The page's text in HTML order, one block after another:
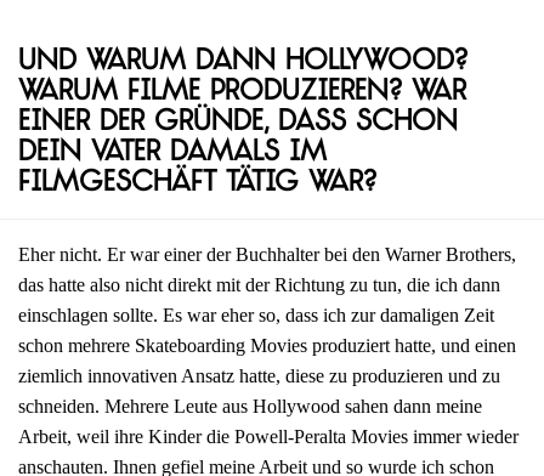
Und warum dann Hollywood?
Warum Filme produzieren? War
einer der Gründe, dass schon
dein Vater damals im
Filmgeschäft tätig war?
Eher nicht. Er war einer der Buchhalter bei den Warner Brothers,
das hatte also nicht direkt mit der Richtung zu tun, die ich dann
einschlagen sollte. Es war eher so, dass ich zur damaligen Zeit
schon mehrere Skateboarding Movies produziert hatte, und einen
ziemlich innovativen Ansatz hatte, diese zu produzieren und zu
schneiden. Mehrere Leute aus Hollywood sahen dann meine
Arbeit, weil ihre Kinder die Powell-Peralta Movies immer wieder
anschauten. Ihnen gefiel meine Arbeit und so wurde ich schon